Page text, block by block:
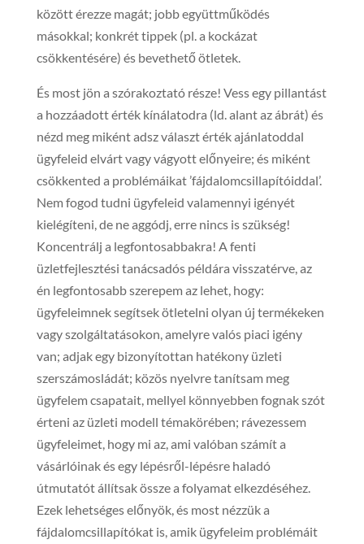
között érezze magát; jobb együttműködés
másokkal; konkrét tippek (pl. a kockázat
csökkentésére) és bevethető ötletek.
És most jön a szórakoztató része! Vess egy pillantást
a hozzáadott érték kínálatodra (ld. alant az ábrát) és
nézd meg miként adsz választ érték ajánlatoddal
ügyfeleid elvárt vagy vágyott előnyeire; és miként
csökkented a problémáikat ’fájdalomcsillapítóiddal’.
Nem fogod tudni ügyfeleid valamennyi igényét
kielégíteni, de ne aggódj, erre nincs is szükség!
Koncentrálj a legfontosabbakra! A fenti
üzletfejlesztési tanácsadós példára visszatérve, az
én legfontosabb szerepem az lehet, hogy:
ügyfeleimnek segítsek ötletelni olyan új termékeken
vagy szolgáltatásokon, amelyre valós piaci igény
van; adjak egy bizonyítottan hatékony üzleti
szerszámosládát; közös nyelvre tanítsam meg
ügyfelem csapatait, mellyel könnyebben fognak szót
érteni az üzleti modell témakörében; rávezessem
ügyfeleimet, hogy mi az, ami valóban számít a
vásárlóinak és egy lépésről-lépésre haladó
útmutatót állítsak össze a folyamat elkezdéséhez.
Ezek lehetséges előnyök, és most nézzük a
fájdalomcsillapítókat is, amik ügyfeleim problémáit